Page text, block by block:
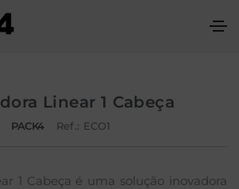
Linear 1 Cabeça
PACK4 Ref.: ECO1
1 Cabeça é uma solução inovadora